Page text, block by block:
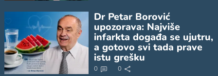
Dr Petar Borović
upozorava: Najviše
infarkta događa se ujutru,
a gotovo svi tada prave
istu grešku
0 0